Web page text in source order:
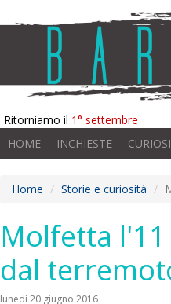
Ritorniamo il 1° settembre
HOME INCHIESTE
Home Storie e curiosità
Molfetta
dal
lunedì 20 giugno 2016